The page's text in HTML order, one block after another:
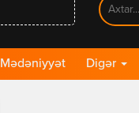
Mədəniyyət Digər